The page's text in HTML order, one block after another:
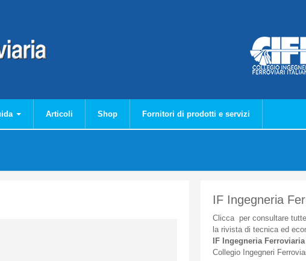
Articoli Shop Fornitori di prodotti e servizi
IF Ingegneria
Cliccaper consultare tutte
la rivista di tecnica ed
IF Ingegneria Ferroviaria
Collegio
Ingegneri